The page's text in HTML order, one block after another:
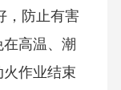
，防止有害
高温、潮
作业结束